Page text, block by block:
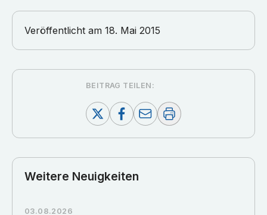
Veröffentlicht am 18. Mai 2015
BEITRAG TEILEN:
Weitere Neuigkeiten
03.08.2026